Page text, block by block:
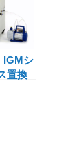
IGMシ
置換